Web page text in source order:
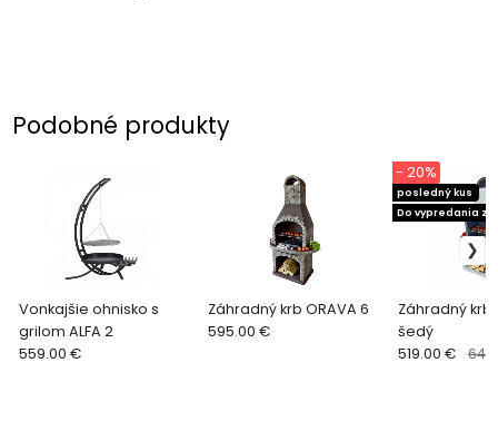
Podobné produkty
Vonkajšie ohnisko s
grilom ALFA 2
559.00 €
Záhradný krb ORAVA 6
595.00 €
Záhradný krb
šedý
posledný kus
Do vypredania
- 20%
519.00 €